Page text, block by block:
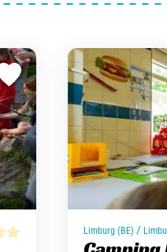
Limburg (BE) /